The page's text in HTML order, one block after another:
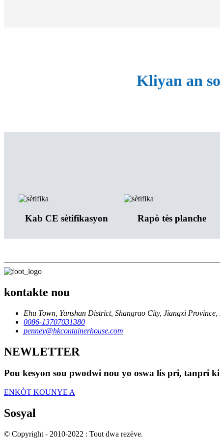
Kliyan an
Kab CE sètifikasyon Rapò tès planche
kontakte nou
Ehu Town, Yanshan District, Shangrao City, Jiangxi Province,
0086-13707031380
penney@hkcontainerhouse.com
NEWLETTER
Pou kesyon sou pwodwi nou yo oswa lis pri, tanpri
ENKÒT KOUNYE A
Sosyal
© Copyright - 2010-2022 : Tout dwa rezève.